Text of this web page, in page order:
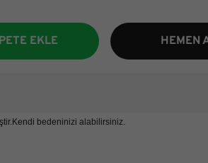
EKLE HEMEN
bedeninizi alabilirsiniz.